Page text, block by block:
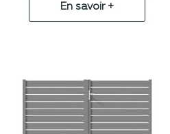
En savoir +